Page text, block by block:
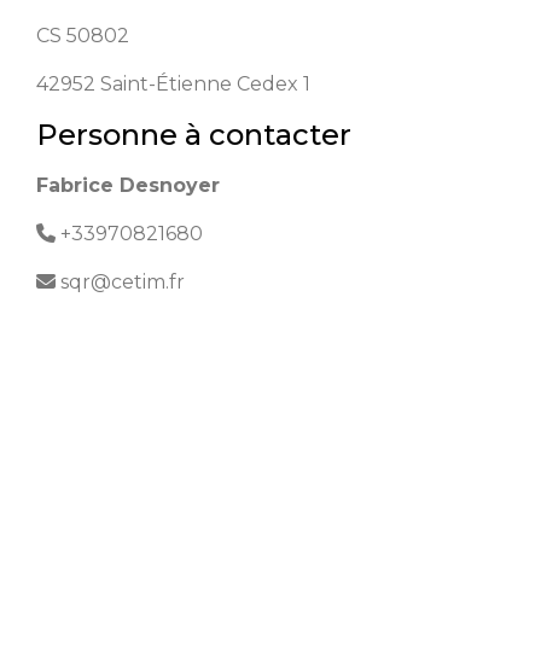
CS 50802
42952 Saint-Étienne Cedex 1
Personne à contacter
Fabrice Desnoyer
+33970821680
sqr@cetim.fr